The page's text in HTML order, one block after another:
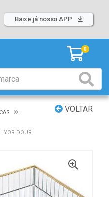
Baixe já nosso APP
0
VOLTAR
DOUR